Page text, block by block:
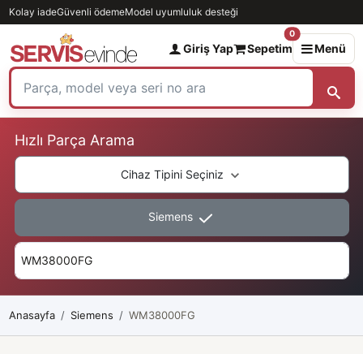
Kolay iadeGüvenli ödemeModel uyumluluk desteği
Giriş Yap Sepetim
0
Menü
Hızlı Parça Arama
Cihaz Tipini Seçiniz
Siemens
Anasayfa Siemens WM38000FG